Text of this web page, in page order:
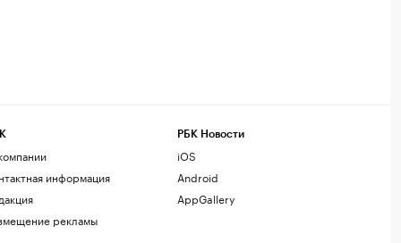
информация
рекламы
РБК Новости
iOS
Android
AppGallery